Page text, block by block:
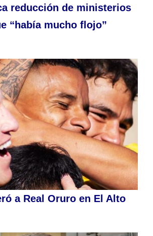
reducción de ministerios
“había mucho flojo”
a Real Oruro en El Alto